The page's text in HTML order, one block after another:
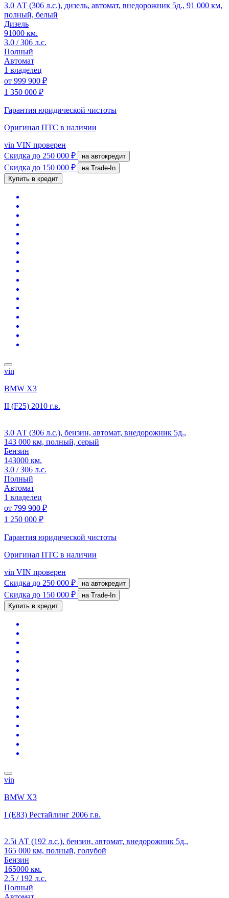
3.0 АТ (306 л.с.), дизель, автомат, внедорожник 5д., 91 000 км,
полный, белый
Дизель
91000 км.
3.0 / 306 л.с.
Полный
Автомат
1 владелец
от 999 900 ₽
1 350 000 ₽
Гарантия юридической чистоты
Оригинал ПТС в наличии
vin VIN проверен
Скидка до 250 000 ₽ на автокредит
Скидка до 150 000 ₽
на Trade-In
Купить в кредит
vin
BMW X3
II (F25) 2010 г.в.
3.0 АТ (306 л.с.), бензин, автомат, внедорожник 5д.,
143 000 км, полный, серый
Бензин
143000 км.
3.0 / 306 л.с.
Полный
Автомат
1 владелец
от 799 900 ₽
1 250 000 ₽
Гарантия юридической чистоты
Оригинал ПТС в наличии
vin VIN проверен
Скидка до 250 000 ₽ на автокредит
Скидка до 150 000 ₽
на Trade-In
Купить в кредит
vin
BMW X3
I (E83) Рестайлинг 2006 г.в.
2.5i АТ (192 л.с.), бензин, автомат, внедорожник 5д.,
165 000 км, полный, голубой
Бензин
165000 км.
2.5 / 192 л.с.
Полный